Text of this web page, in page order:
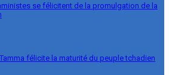
se félicitent de la promulgation de la
félicite la maturité du peuple tchadien